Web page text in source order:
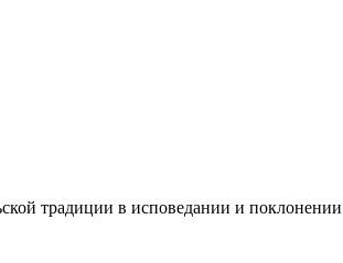
традиции в исповедании и поклонении